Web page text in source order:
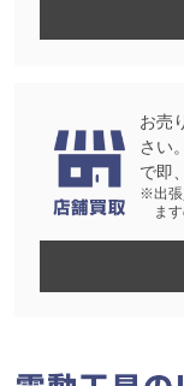
お売
さい
で即
※出張
ま